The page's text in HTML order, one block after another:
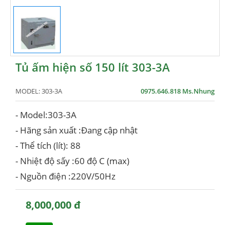
Tủ ấm hiện số 150 lít 303-3A
MODEL:303-3A 0975.646.818 Ms.Nhung
- Model:303-3A
- Hãng sản xuất :Đang cập nhật
- Thể tích (lít): 88
- Nhiệt độ sấy :60 độ C (max)
- Nguồn điện :220V/50Hz
8,000,000 đ